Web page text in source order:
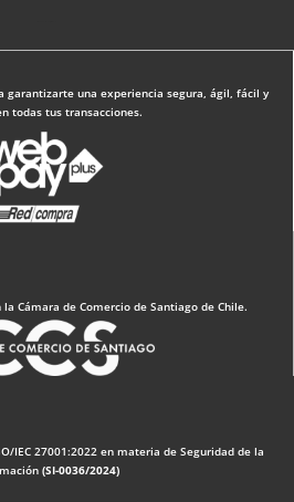
garantizarte una experiencia segura, ágil, fácil y
todas tus transacciones.
Cámara de Comercio de Santiago de Chile.
IEC 27001:2022 en materia de Seguridad de la
(SI-0036/2024)